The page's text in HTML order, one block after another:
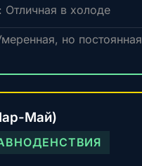
Отличная в холоде
но постоянная
Май)